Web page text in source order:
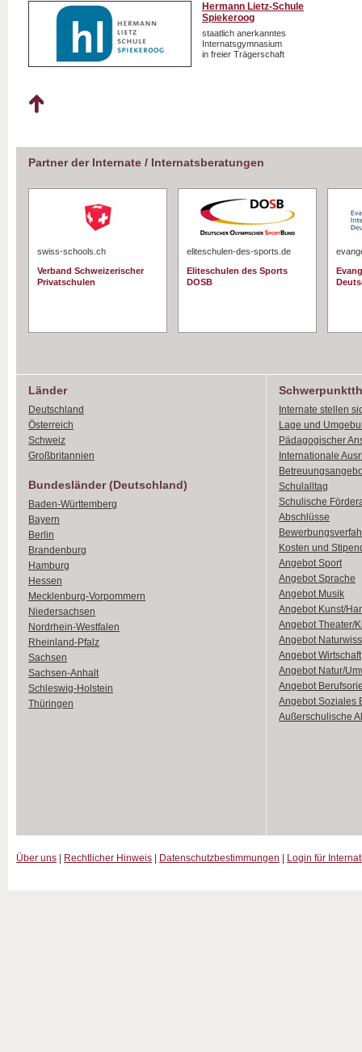
Hermann Lietz-Schule
Spiekeroog
staatlich anerkanntes
Internatsgymnasium
in freier Trägerschaft
Partner der Internate / Internatsberatungen
swiss-schools.ch
Verband Schweizerischer
Privatschulen
eliteschulen-des-sports.de
Eliteschulen des Sports
DOSB
Länder
Deutschland
Österreich
Schweiz
Großbritannien
Bundesländer (Deutschland)
Baden-Württemberg
Bayern
Berlin
Brandenburg
Hamburg
Hessen
Mecklenburg-Vorpommern
Niedersachsen
Nordrhein-Westfalen
Rheinland-Pfalz
Sachsen
Sachsen-Anhalt
Schleswig-Holstein
Thüringen
Internate stellen
Lage und
Pädagogischer
Internationale
Schulalltag
Schulische
Abschlüsse
Kosten und
Angebot Sport
Angebot Sprache
Angebot Musik
Angebot Kunst/
Angebot Theater/
Angebot
Angebot Wirtschaft
Angebot Natur/
Angebot
Angebot Soziales
Außerschulische
Über uns Rechtlicher Hinweis Datenschutzbestimmungen Login für